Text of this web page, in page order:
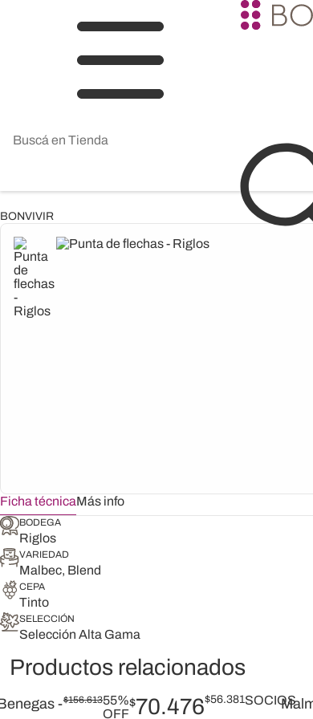
BONVIVIR
Ficha técnicaMás info
BODEGA
Riglos
VARIEDAD
Malbec, Blend
CEPA
Tinto
SELECCIÓN
Selección Alta Gama
Productos relacionados
-$156.61355%
OFF
$70.476$56.381SOCIOS